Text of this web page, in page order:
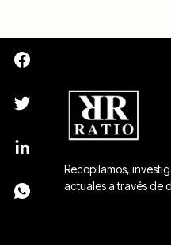
Recopilamos,
actuales a través de